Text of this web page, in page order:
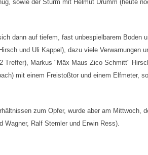
sowie der Sturm mit Helmut Drumm (heute
dann auf tiefem, fast unbespielbarem
und Uli Kappel), dazu viele
Treffer), Markus "Mäx Maus Zico Schmitt"
mit einem Freistoßtor und einem Elfmeter,
zum Opfer, wurde aber am Mittwoch,
Wagner, Ralf Stemler und Erwin Ress).